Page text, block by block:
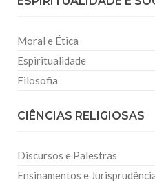
Moral e Ética
Espiritualidade
Filosofia
CIÊNCIAS RELIGIOSAS
Discursos e Palestras
Ensinamentos e